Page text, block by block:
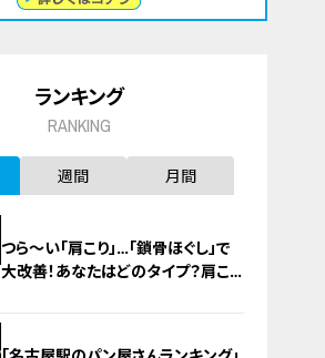
ランキング
RANKING
週間 月間
つら〜い「肩こり」…「鎖骨ほぐし」で
大改善！あなたはどのタイプ？肩こり